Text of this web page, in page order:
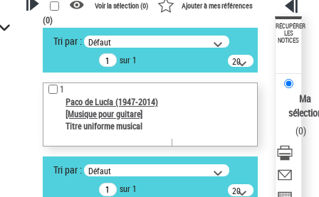
VOTRE RECHERCHE
Recherche avancée dans les
notices d’autorité
Œuvres liées à l'auteur :
Paco de Lucía (1947-2014)
Voir la sélection (0) Ajouter à mes références
(0)
Tri par : Défaut
sur 1
20
résultats/page
1
Paco de Lucía (1947-2014)
[Musique pour guitare]
Titre uniforme musical
Tri par : Défaut
sur 1
20
RÉCUPÉRER
LES
NOTICES
Ma
(0)